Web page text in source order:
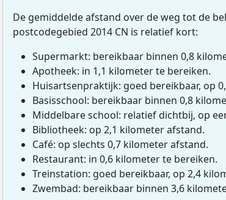
De gemiddelde afstand over de weg tot de
postcodegebied 2014 CN is relatief kort:
Supermarkt: bereikbaar binnen 0,8
Apotheek: in 1,1 kilometer te bereiken.
Huisartsenpraktijk: goed bereikbaar, op
Basisschool: bereikbaar binnen 0,8
Middelbare school: relatief dichtbij, op
Bibliotheek: op 2,1 kilometer afstand.
Café: op slechts 0,7 kilometer afstand.
Restaurant: in 0,6 kilometer te bereiken.
Treinstation: goed bereikbaar, op 2,4
Zwembad: bereikbaar binnen 3,6